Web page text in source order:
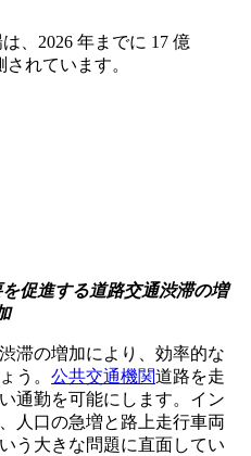
、2026 年までに 17 億
れています。
促進する道路交通渋滞の増
滞の増加により、効率的な
う。 公共交通機関道路を走
通勤を可能にします。イン
人口の急増と路上走行車両
う大きな問題に直面してい